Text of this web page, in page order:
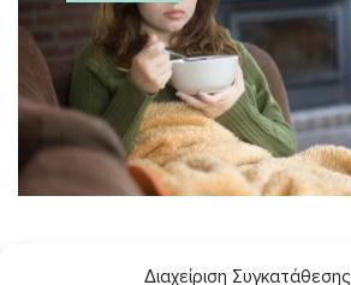
Διαχείριση Συγκατάθεσης
ΑΓΓΕΛΙΚH ΖΑΦΕΙΡAΚΗ